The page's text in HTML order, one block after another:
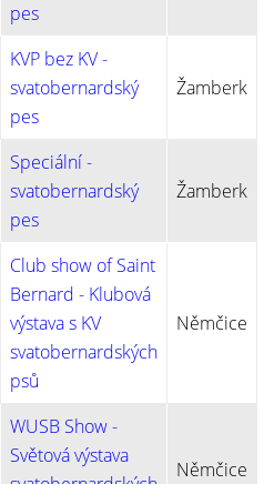
pes
KVP bez KV -
svatobernardský
pes
Žamberk
Speciální -
svatobernardský
pes
Žamberk
Club show of Saint
Bernard - Klubová
výstava s KV
svatobernardských
psů
Němčice
WUSB Show -
Světová výstava
Němčice